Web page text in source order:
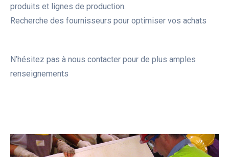
produits et lignes de production.
Recherche des fournisseurs pour optimiser vos achats
N’hésitez pas à nous contacter pour de plus amples
renseignements